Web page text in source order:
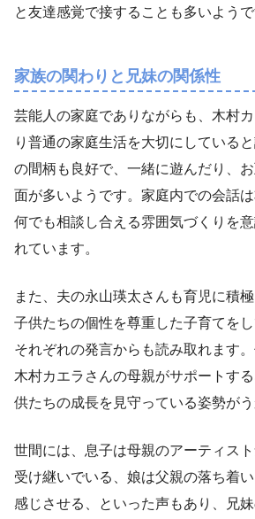
と友達感覚で接することも多いようで
家族の関わりと兄妹の関係性
芸能人の家庭でありながらも、木村
り普通の家庭生活を大切にしている
の間柄も良好で、一緒に遊んだり、
面が多いようです。家庭内での会話は
何でも相談し合える雰囲気づくりを
れています。
また、夫の永山瑛太さんも育児に積
子供たちの個性を尊重した子育てを
それぞれの発言からも読み取れます
木村カエラさんの母親がサポートす
供たちの成長を見守っている姿勢がう
世間には、息子は母親のアーティス
受け継いでいる、娘は父親の落ち着
感じさせる、といった声もあり、兄